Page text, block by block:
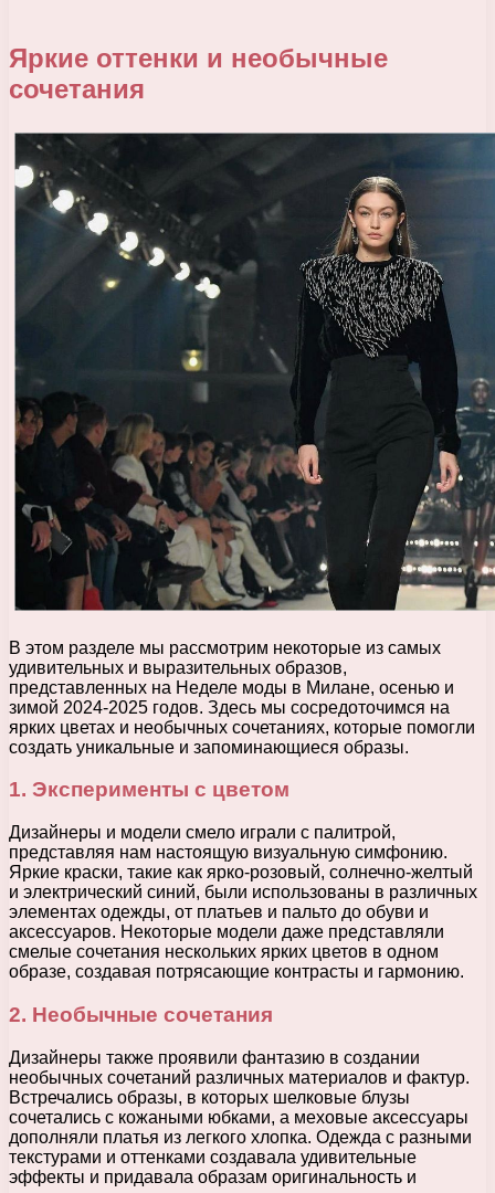
Яркие оттенки и необычные
сочетания
В этом разделе мы рассмотрим некоторые из самых
удивительных и выразительных образов,
представленных на Неделе моды в Милане, осенью и
зимой 2024-2025 годов. Здесь мы сосредоточимся на
ярких цветах и необычных сочетаниях, которые помогли
создать уникальные и запоминающиеся образы.
1. Эксперименты с цветом
Дизайнеры и модели смело играли с палитрой,
представляя нам настоящую визуальную симфонию.
Яркие краски, такие как ярко-розовый, солнечно-желтый
и электрический синий, были использованы в различных
элементах одежды, от платьев и пальто до обуви и
аксессуаров. Некоторые модели даже представляли
смелые сочетания нескольких ярких цветов в одном
образе, создавая потрясающие контрасты и гармонию.
2. Необычные сочетания
Дизайнеры также проявили фантазию в создании
необычных сочетаний различных материалов и фактур.
Встречались образы, в которых шелковые блузы
сочетались с кожаными юбками, а меховые аксессуары
дополняли платья из легкого хлопка. Одежда с разными
текстурами и оттенками создавала удивительные
эффекты и придавала образам оригинальность и